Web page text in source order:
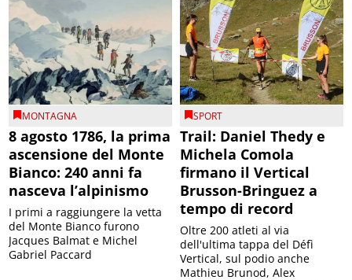
MONTAGNA
8 agosto 1786, la prima
ascensione del Monte
Bianco: 240 anni fa
nasceva l’alpinismo
I primi a raggiungere la vetta
del Monte Bianco furono
Jacques Balmat e Michel
Gabriel Paccard
SPORT
Trail: Daniel Thedy e
Michela Comola
firmano il Vertical
Brusson-Bringuez a
tempo di record
Oltre 200 atleti al via
dell'ultima tappa del Défì
Vertical, sul podio anche
Mathieu Brunod, Alex